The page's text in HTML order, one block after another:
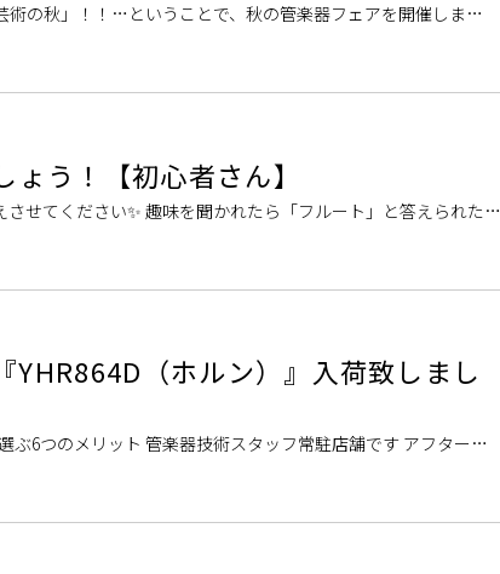
術の秋」！！…ということで、秋の管楽器フェアを開催しま
って難しそう […]
う！【初心者さん】
せてください✨ 趣味を聞かれたら「フルート」と答えられたら
ようサポート […]
YHR864D（ホルン）』入荷致しまし
ぶ6つのメリット 管楽器技術スタッフ常駐店舗です アフターサ